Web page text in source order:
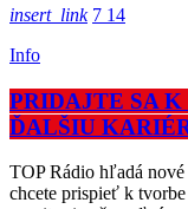
insert_link 7 14
Info
PRIDAJTE SA
ĎALŠIU
TOP Rádio hľadá
chcete prispieť k